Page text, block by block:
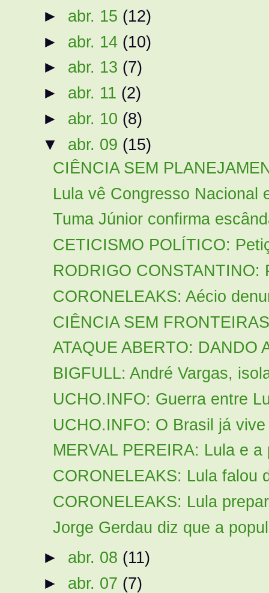
► abr. 15 (12)
► abr. 14 (10)
► abr. 13 (7)
► abr. 11 (2)
► abr. 10 (8)
▼ abr. 09 (15)
CIÊNCIA SEM
Lula vê Congresso Nacional
Tuma Júnior confirma
CETICISMO POLÍTICO:
RODRIGO
CORONELEAKS: Aécio
CIÊNCIA SEM
ATAQUE ABERTO: DANDO
BIGFULL: André Vargas,
UCHO.INFO: Guerra entre
UCHO.INFO: O Brasil já
MERVAL PEREIRA: Lula e a
CORONELEAKS: Lula falou
CORONELEAKS: Lula
Jorge Gerdau diz que a
► abr. 08 (11)
► abr. 07 (7)